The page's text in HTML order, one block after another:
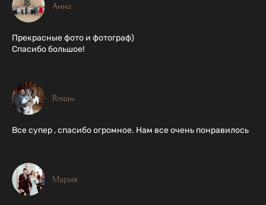
Анна
Прекрасные фото и фотограф)
Спасибо большое!
Роман
Все супер , спасибо огромное. Нам все очень понравилось
Мария